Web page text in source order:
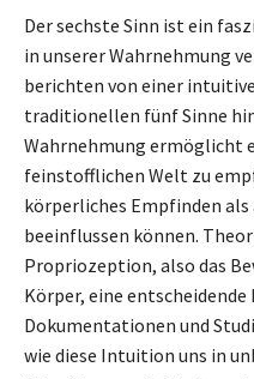
Der sechste Sinn ist ein
in unserer Wahrnehmung
berichten von einer
traditionellen fünf Sinne
Wahrnehmung ermöglicht
feinstofflichen Welt zu
körperliches Empfinden als
beeinflussen können.
Propriozeption, also das
Körper, eine
Dokumentationen und
wie diese Intuition uns in